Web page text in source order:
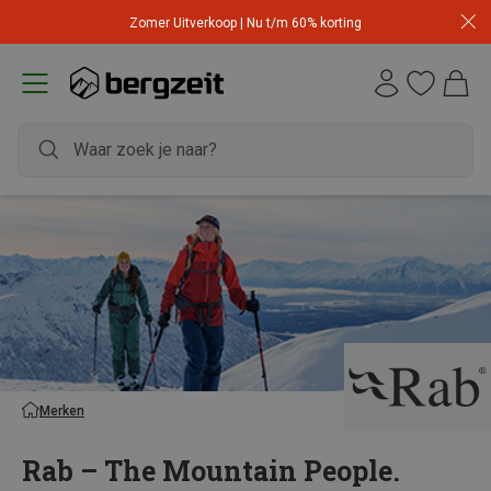
Zomer Uitverkoop | Nu t/m 60% korting
Merken
Rab – The Mountain People.